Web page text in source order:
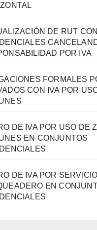
DE RUT
POR IVA
FORMALES
CON IVA POR
DE IVA POR USO DE
EN CONJUNTOS
DE IVA POR
EN